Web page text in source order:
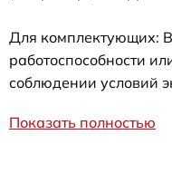
Для комплектующих:
работоспособности
соблюдении условий
Показать полностью